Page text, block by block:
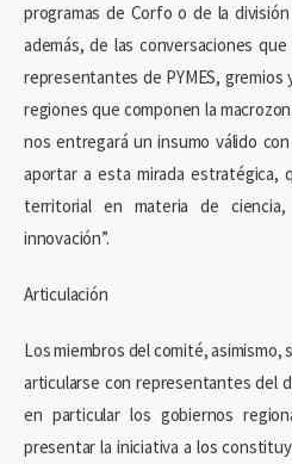
programas de Corfo o de la
además, de las conversaciones
representantes de PYMES, gremios
regiones que componen la
nos entregará un insumo válido
aportar a esta mirada estratégica,
territorial en materia de
innovación”.
Articulación
Los miembros del comité, asimismo,
articularse con representantes del
en particular los gobiernos
presentar la iniciativa a los